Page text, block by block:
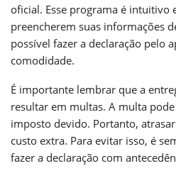
oficial. Esse programa é intuitivo
preencherem suas informações
possível fazer a declaração pelo
comodidade.
É importante lembrar que a
resultar em multas. A multa
imposto devido. Portanto,
custo extra. Para evitar isso, é
fazer a declaração com